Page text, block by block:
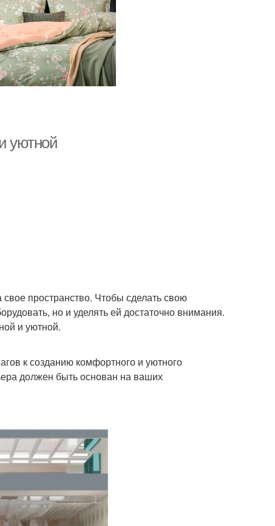
уютной
свое пространство. Чтобы сделать свою
но и уделять ей достаточно внимания.
и уютной.
к созданию комфортного и уютного
должен быть основан на ваших